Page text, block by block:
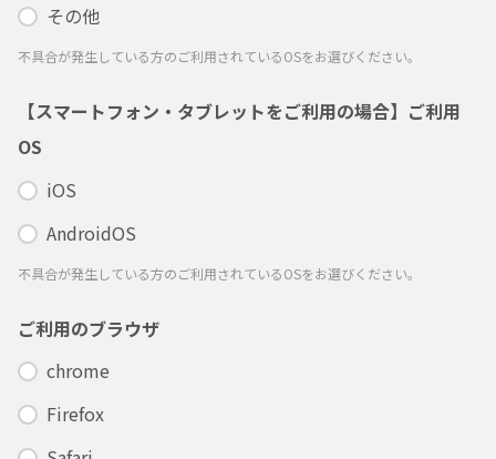
その他
不具合が発生している方のご利用されているOSをお選びください。
【スマートフォン・タブレットをご利用の場合】ご利用
OS
iOS
AndroidOS
不具合が発生している方のご利用されているOSをお選びください。
ご利用のブラウザ
chrome
Firefox